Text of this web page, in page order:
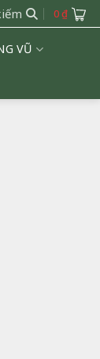
0₫
VŨ